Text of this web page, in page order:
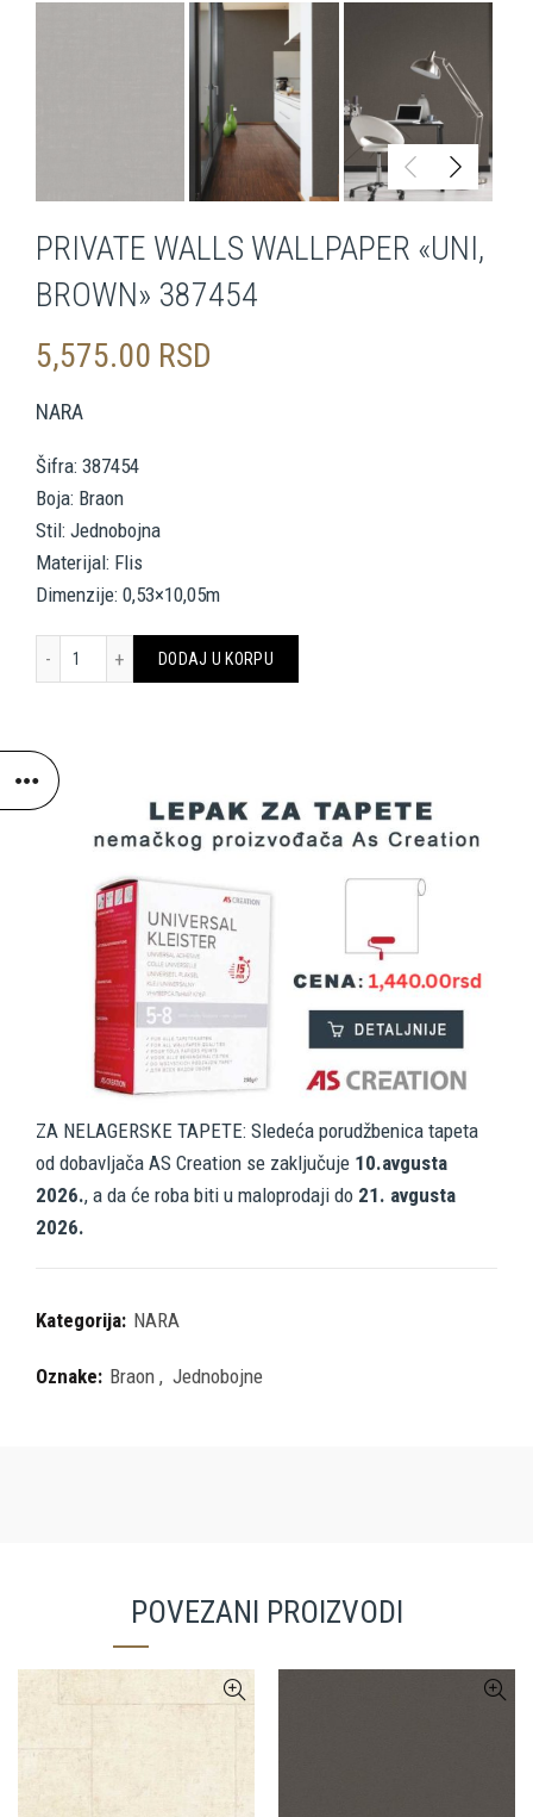
PRIVATE WALLS WALLPAPER «UNI,
BROWN» 387454
5,575.00 RSD
NARA
Šifra: 387454
Boja: Braon
Stil: Jednobojna
Materijal: Flis
Dimenzije: 0,53×10,05m
PRIVATE WALLS WALLPAPER «UNI, BROWN» 387454 količina
DODAJ U KORPU
ZA NELAGERSKE TAPETE: Sledeća porudžbenica tapeta
od dobavljača AS Creation se zaključuje 10.avgusta
2026., a da će roba biti u maloprodaji do 21. avgusta
2026.
Kategorija: NARA
Oznake: Braon , Jednobojne
POVEZANI PROIZVODI